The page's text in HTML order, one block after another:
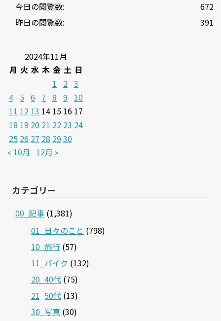
672
今日の閲覧数:
391
昨日の閲覧数:
2024年11月
月 火 水 木 金 土 日
1
2 3
4 5 6 7 8 9 10
11 12 13 14 15 16 17
18 19 20 21 22 23 24
25 26 27 28 2930
« 10月
12月 »
カテゴリー
00_記事 (1,381)
01_日々のこと (798)
10_旅行 (57)
11_バイク (132)
20_40代 (75)
21‗50代 (13)
30_写真 (30)